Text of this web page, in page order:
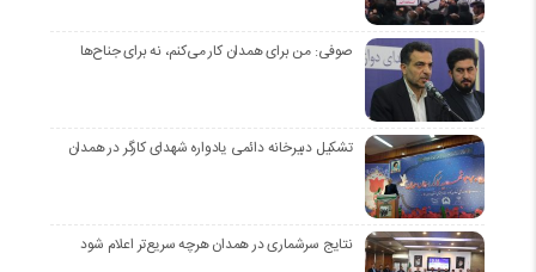
صوفی: من برای همدان کار می‌کنم، نه برای جناح‌ها
تشکیل دبیرخانه دائمی یادواره شهدای کارگر در همدان
نتایج سرشماری در همدان هرچه سریع‌تر اعلام شود